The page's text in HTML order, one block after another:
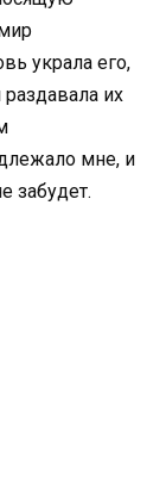
украла его,
их
мне, и
забудет.